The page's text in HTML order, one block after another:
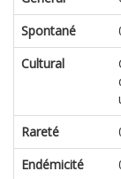
Spontané
Cultural
Rareté
Endémicité